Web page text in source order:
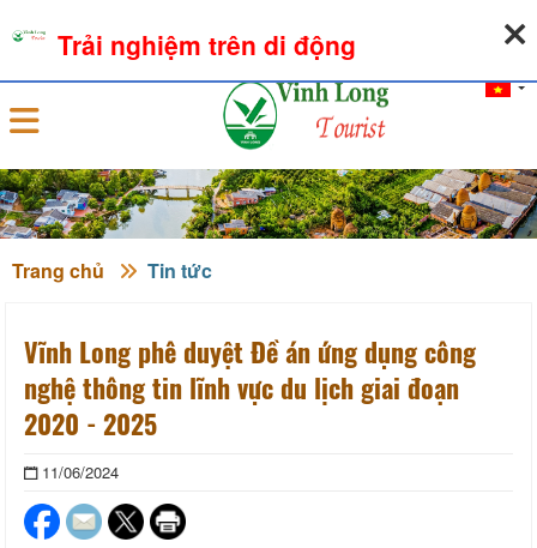
Đăng nhập
Trang chủ Tin tức
Vĩnh Long phê duyệt Đề án ứng dụng công
nghệ thông tin lĩnh vực du lịch giai đoạn
2020 - 2025
11/06/2024
Trải nghiệm trên di động